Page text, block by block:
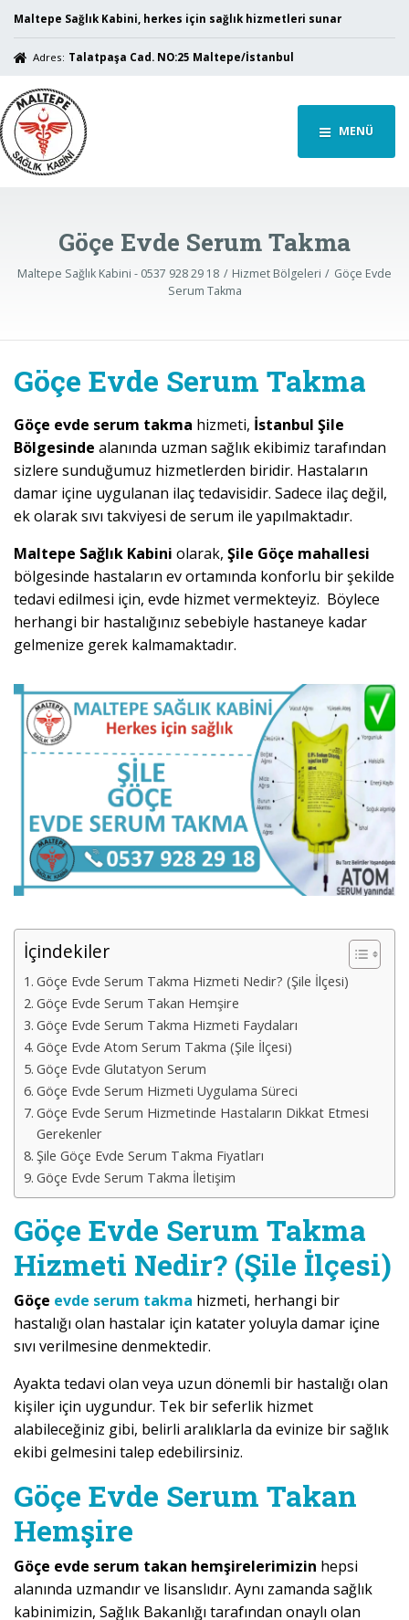
Maltepe Sağlık Kabini, herkes için sağlık hizmetleri sunar
Adres: Talatpaşa Cad. NO:25 Maltepe/İstanbul
MENÜ
Göçe Evde Serum Takma
Maltepe Sağlık Kabini - 0537 928 29 18 Hizmet Bölgeleri
Göçe Evde
Serum Takma
Göçe Evde Serum Takma
Göçe evde serum takma hizmeti, İstanbul Şile
Bölgesinde alanında uzman sağlık ekibimiz tarafından
sizlere sunduğumuz hizmetlerden biridir. Hastaların
damar içine uygulanan ilaç tedavisidir. Sadece ilaç değil,
ek olarak sıvı takviyesi de serum ile yapılmaktadır.
Maltepe Sağlık Kabini olarak, Şile Göçe mahallesi
bölgesinde hastaların ev ortamında konforlu bir şekilde
tedavi edilmesi için, evde hizmet vermekteyiz. Böylece
herhangi bir hastalığınız sebebiyle hastaneye kadar
gelmenize gerek kalmamaktadır.
İçindekiler
Göçe Evde Serum Takma Hizmeti Nedir? (Şile İlçesi)
Göçe Evde Serum Takan Hemşire
Göçe Evde Serum Takma Hizmeti Faydaları
Göçe Evde Atom Serum Takma (Şile İlçesi)
Göçe Evde Glutatyon Serum
Göçe Evde Serum Hizmeti Uygulama Süreci
Göçe Evde Serum Hizmetinde Hastaların Dikkat Etmesi
Gerekenler
Şile Göçe Evde Serum Takma Fiyatları
Göçe Evde Serum Takma İletişim
Göçe Evde Serum Takma
Hizmeti Nedir? (Şile İlçesi)
Göçe evde serum takma hizmeti, herhangi bir
hastalığı olan hastalar için katater yoluyla damar içine
sıvı verilmesine denmektedir.
Ayakta tedavi olan veya uzun dönemli bir hastalığı olan
kişiler için uygundur. Tek bir seferlik hizmet
alabileceğiniz gibi, belirli aralıklarla da evinize bir sağlık
ekibi gelmesini talep edebilirsiniz.
Göçe Evde Serum Takan
Hemşire
Göçe evde serum takan hemşirelerimizin hepsi
alanında uzmandır ve lisanslıdır. Aynı zamanda sağlık
kabinimizin, Sağlık Bakanlığı tarafından onaylı olan